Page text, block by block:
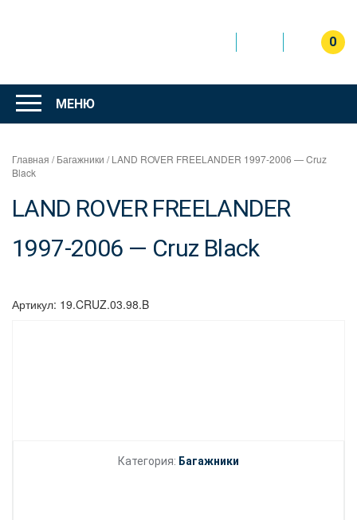
Интернет
магазин
"Can Auto"
0
МЕНЮ
Главная /Багажники / LAND ROVER FREELANDER 1997-2006 — Cruz
Black
LAND ROVER FREELANDER
1997-2006 — Cruz Black
Артикул: 19.CRUZ.03.98.B
Категория: Багажники